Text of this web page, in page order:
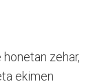
zehar,
ekimen